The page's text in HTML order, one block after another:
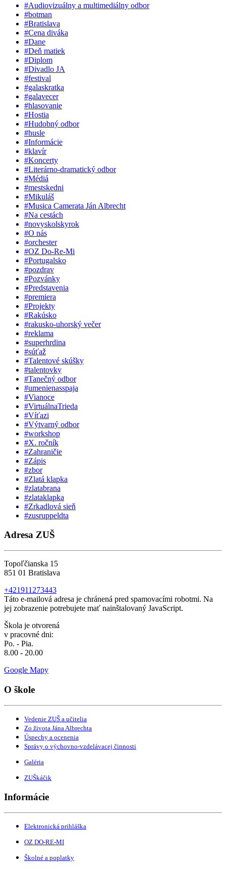
#Audiovizuálny a multimediálny odbor
#botman
#Bratislava
#Cena diváka
#Dane
#Deň matiek
#Diplom
#Divadlo JA
#festival
#galaskratka
#galavecer
#hlasovanie
#Hostia
#Hudobný odbor
#husle
#Informácie
#klavír
#Koncerty
#Literárno-dramatický odbor
#Médiá
#mestskedni
#Mikuláš
#Musica Camerata Ján Albrecht
#Na cestách
#novyskolskyrok
#O nás
#orchester
#OZ Do-Re-Mi
#Portugalsko
#pozdrav
#Pozvánky
#Predstavenia
#premiera
#Projekty
#Rakúsko
#rakusko-uhorský večer
#reklama
#superhrdina
#súťaž
#Talentové skúšky
#talentovky
#Tanečný odbor
#umenienasspaja
#Vianoce
#VirtuálnaTrieda
#Víťazi
#Výtvarný odbor
#workshop
#X. ročník
#Zahraničie
#Zápis
#zbor
#Zlatá klapka
#zlatabrana
#zlataklapka
#Zrkadlová sieň
#zusruppeldta
Adresa ZUŠ
Topoľčianska 15
851 01 Bratislava
+421911273443
Táto e-mailová adresa je chránená pred spamovacími robotmi. Na
jej zobrazenie potrebujete mať nainštalovaný JavaScript.
Škola je otvorená
v pracovné dni:
Po. - Pia.
8.00 - 20.00
Google Mapy
O škole
Vedenie ZUŠ a učitelia
Zo života Jána Albrechta
Úspechy a ocenenia
Správy o výchovno-vzdelávacej činnosti
Galéria
ZUŠkáčik
Informácie
Elektronická prihláška
OZ DO-RE-MI
Školné a poplatky